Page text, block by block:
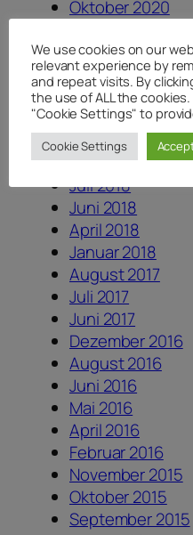
Oktober 2020
Juli 2020
Juni 2020
Mai 2020
April 2020
August 2019
August 2018
Juli 2018
Juni 2018
April 2018
Januar 2018
August 2017
Juli 2017
Juni 2017
Dezember 2016
August 2016
Juni 2016
Mai 2016
April 2016
Februar 2016
November 2015
Oktober 2015
September 2015
We use cookies on our
relevant experience by
and repeat visits. By
the use of ALL the
"Cookie Settings" to
Cookie Settings